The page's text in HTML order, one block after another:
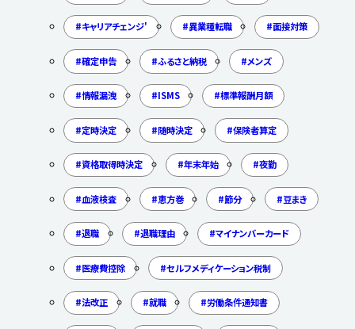
キャリアチェンジ' 異業種転職 面接対策
確定申告 ふるさと納税 メンズ
情報漏洩 ISMS 標準報酬月額
定時決定 随時決定 保険者算定
資格取得時決定 年末年始 夜勤
血液検査 恵方巻 節分 豆まき
退職 退職理由 マイナンバーカード
医療費控除 セルフメディケーション税制
法改正 就職 労働条件通知書